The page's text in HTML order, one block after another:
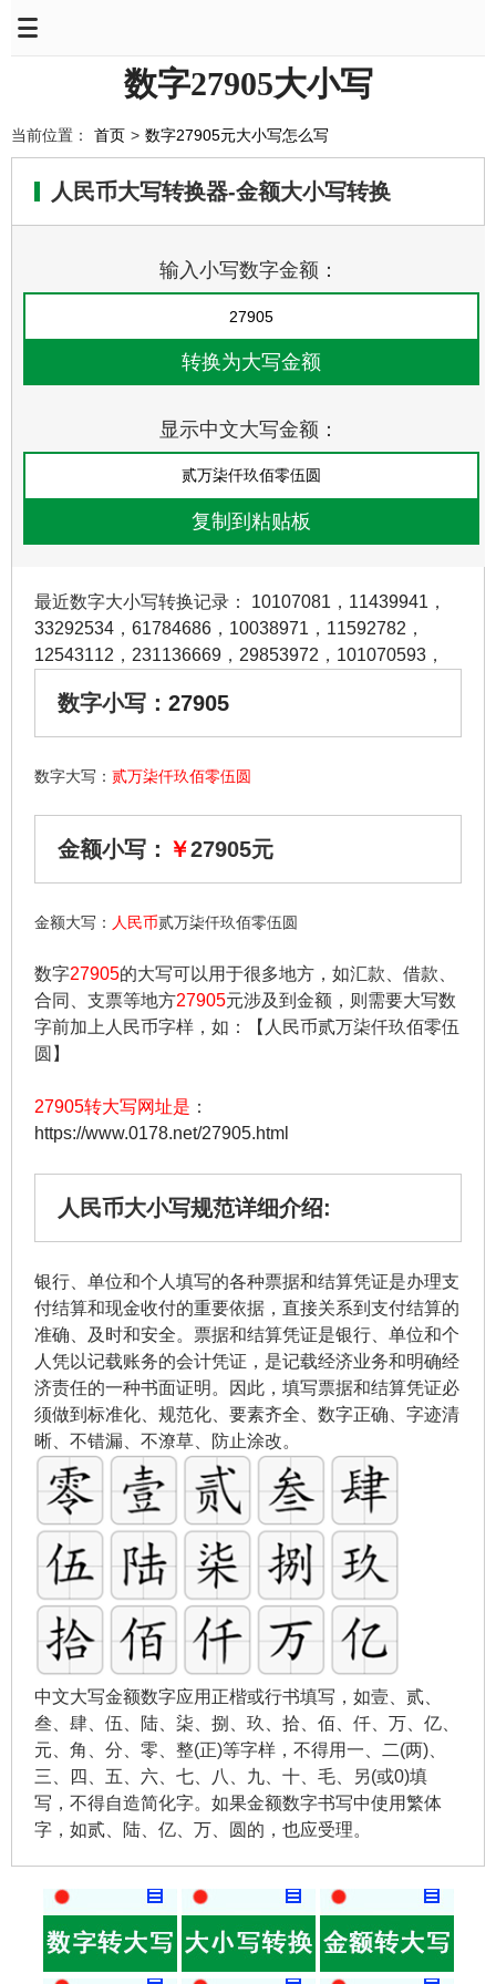
数字27905大小写
当前位置： 首页 > 数字27905元大小写怎么写
人民币大写转换器-金额大小写转换
输入小写数字金额：
显示中文大写金额：
最近数字大小写转换记录： 10107081 ， 11439941 ，
33292534 ， 61784686 ， 10038971 ， 11592782 ，
12543112 ， 231136669 ， 29853972 ， 101070593 ，
数字小写： 27905
数字大写： 贰万柒仟玖佰零伍圆
金额小写： ￥27905元
金额大写： 人民币贰万柒仟玖佰零伍圆
数字27905的大写可以用于很多地方，如汇款、借款、
合同、支票等地方27905元涉及到金额，则需要大写数
字前加上人民币字样，如：【人民币贰万柒仟玖佰零伍
圆】
27905转大写网址是 ：
https://www.0178.net/27905.html
人民币大小写规范详细介绍:
银行、单位和个人填写的各种票据和结算凭证是办理支
付结算和现金收付的重要依据，直接关系到支付结算的
准确、及时和安全。票据和结算凭证是银行、单位和个
人凭以记载账务的会计凭证，是记载经济业务和明确经
济责任的一种书面证明。因此，填写票据和结算凭证必
须做到标准化、规范化、要素齐全、数字正确、字迹清
晰、不错漏、不潦草、防止涂改。
中文大写金额数字应用正楷或行书填写，如壹、贰、
叁、肆、伍、陆、柒、捌、玖、拾、佰、仟、万、亿、
元、角、分、零、整(正)等字样，不得用一、二(两)、
三、四、五、六、七、八、九、十、毛、另(或0)填
写，不得自造简化字。如果金额数字书写中使用繁体
字，如贰、陆、亿、万、圆的，也应受理。